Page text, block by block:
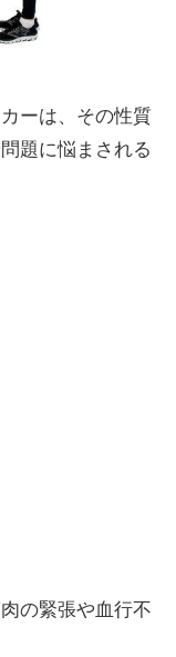
ーは、その性質
題に悩まされる
の緊張や血行不